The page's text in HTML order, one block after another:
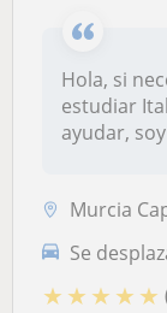
Hola, si
estudiar
ayudar,
Murcia Capital,
Se
★ ★ ★ ★ ★